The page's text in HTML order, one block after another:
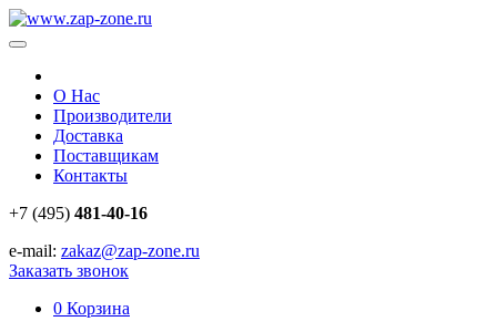
О Нас
Производители
Доставка
Поставщикам
Контакты
+7 (495) 481-40-16
e-mail: zakaz@zap-zone.ru
Заказать звонок
0 Корзина